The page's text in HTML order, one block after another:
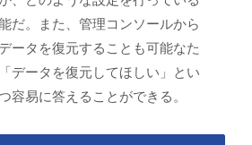
だ。また、管理コンソールから
ータを復元することも可能なた
データを復元してほしい」とい
容易に答えることができる。